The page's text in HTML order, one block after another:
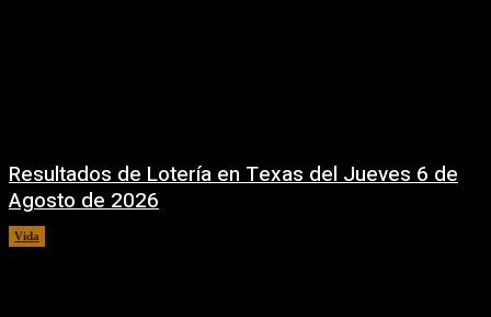
Resultados de Lotería en Texas del Jueves 6 de
Agosto de 2026
Vida